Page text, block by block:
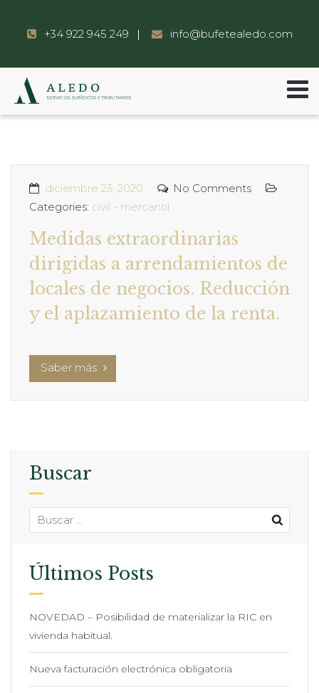
+34 922 945 249 info@bufetealedo.com
diciembre 23, 2020
No Comments
Categories: civil - mercantil
Medidas extraordinarias
dirigidas a arrendamientos de
locales de negocios. Reducción
y el aplazamiento de la renta.
Saber más
Buscar
Últimos Posts
NOVEDAD – Posibilidad de materializar la RIC en
vivienda habitual.
Nueva facturación electrónica obligatoria